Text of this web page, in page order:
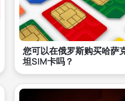
您可以在俄罗斯购买哈萨
坦SIM卡吗？